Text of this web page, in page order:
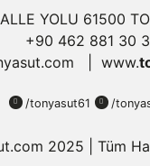
YOLU 61500
+90 462 881 30
www.
/tonyasut61 /
2025 | Tüm